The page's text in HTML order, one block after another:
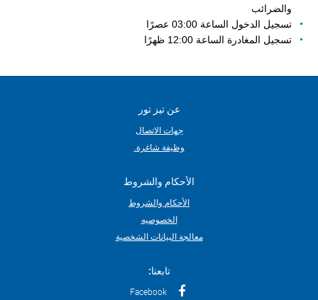
والضرائب
تسجيل الدخول الساعة 03:00 عصرًا
تسجيل المغادرة الساعة 12:00 ظهرًا
عن تيز تور
جهات الاتصال
وظيفة شاغرة.
الأحكام والشروط
الأحكام والشروط
الخصوصيه
معالجة البيانات الشخصية
تابعنا:
Facebook